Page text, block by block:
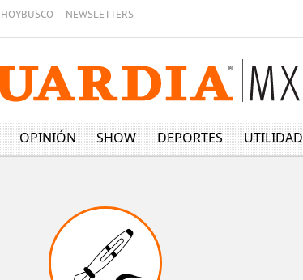
HOYBUSCO NEWSLETTERS
OPINIÓN SHOW DEPORTES UTILIDAD